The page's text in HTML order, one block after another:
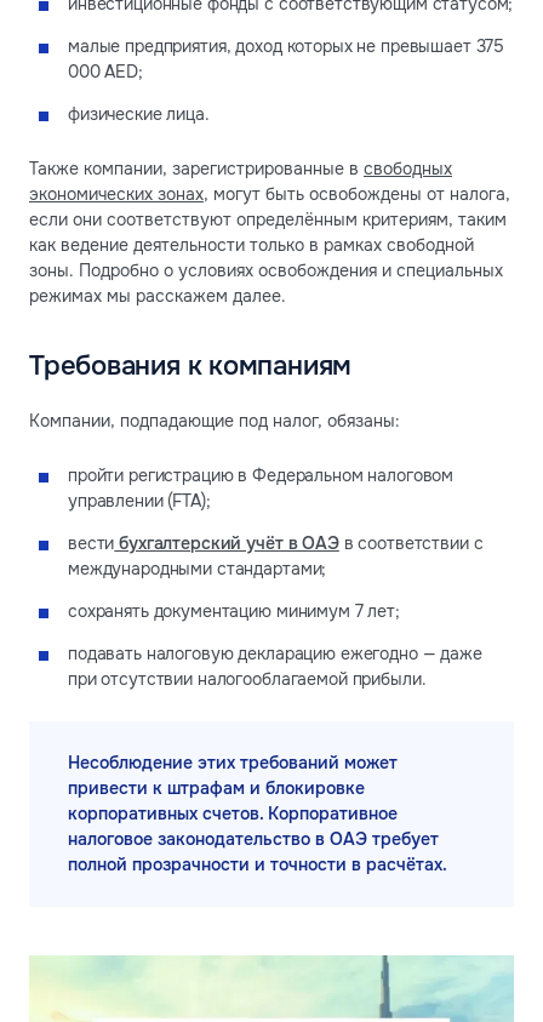
малые предприятия, доход которых не превышает 375
000 AED;
физические лица.
Также компании, зарегистрированные в свободных
экономических зонах, могут быть освобождены от налога,
если они соответствуют определённым критериям, таким
как ведение деятельности только в рамках свободной
зоны. Подробно о условиях освобождения и специальных
режимах мы расскажем далее.
Требования к компаниям
Компании, подпадающие под налог, обязаны:
пройти регистрацию в Федеральном налоговом
управлении (FTA);
вести бухгалтерский учёт в ОАЭв соответствии с
международными стандартами;
сохранять документацию минимум 7 лет;
подавать налоговую декларацию ежегодно — даже
при отсутствии налогооблагаемой прибыли.
Несоблюдение этих требований может
привести к штрафам и блокировке
корпоративных счетов. Корпоративное
налоговое законодательство в ОАЭ требует
полной прозрачности и точности в расчётах.